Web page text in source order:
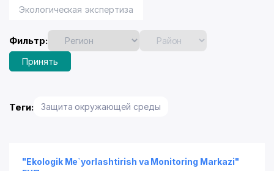
Экологическая экспертиза
Фильтр:
Принять
Теги: Защита окружающей среды
"Ekologik Me`yorlashtirish va Monitoring Markazi"